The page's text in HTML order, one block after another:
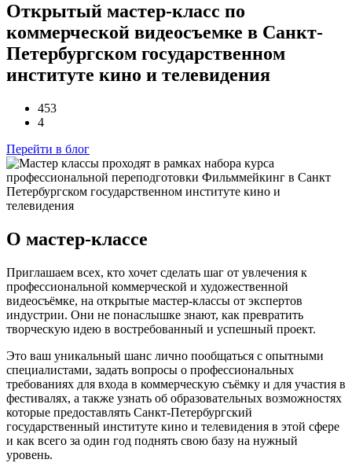
Открытый мастер-класс по
коммерческой видеосъемке в Санкт-
Петербургском государственном
институте кино и телевидения
453
4
Перейти в блог
О мастер-классе
Приглашаем всех, кто хочет сделать шаг от увлечения к
профессиональной коммерческой и художественной
видеосъёмке, на открытые мастер-классы от экспертов
индустрии. Они не понаслышке знают, как превратить
творческую идею в востребованный и успешный проект.
Это ваш уникальный шанс лично пообщаться с опытными
специалистами, задать вопросы о профессиональных
требованиях для входа в коммерческую съёмку и для участия в
фестивалях, а также узнать об образовательных возможностях
которые предоставлять Санкт-Петербургский
государственный институте кино и телевидения в этой сфере
и как всего за один год поднять свою базу на нужный
уровень.